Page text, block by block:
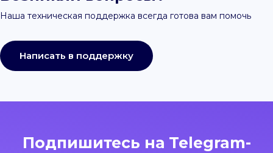
Наша техническая поддержка всегда готова вам помочь
Написать в поддержку
Подпишитесь на Telegram-